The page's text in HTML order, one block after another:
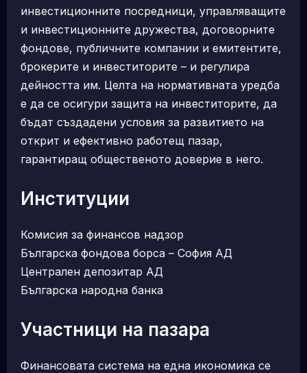
инвестиционните посредници, управляващите
и инвестиционните дружества, договорните
фондове, публичните компании и емитентите,
брокерите и инвеститорите – и регулира
дейността им. Целта на нормативната уредба
е да се осигури защита на инвеститорите, да
бъдат създадени условия за развитието на
открит и ефективно работещ пазар,
гарантиращ общественото доверие в него.
Институции
Комисия за финансов надзор
Българска фондова борса – София АД
Централен депозитар АД
Българска народна банка
Участници на пазара
Финансовата система на една икономика се